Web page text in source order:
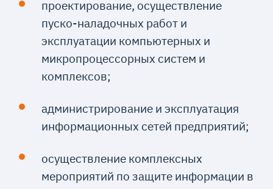
проектирование, осуществление
пуско-наладочных работ и
эксплуатации компьютерных и
микропроцессорных систем и
комплексов;
администрирование и эксплуатация
информационных сетей предприятий;
осуществление комплексных
мероприятий по защите информации в